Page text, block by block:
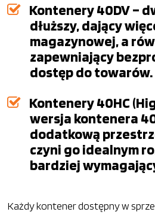
Kontenery 40DV –
dłuższy, dający
magazynowej, a
zapewniający
dostęp do towarów.
Kontenery 40HC
wersja kontenera
dodatkową
czyni go idealnym
bardziej
Każdy kontener dostępny w